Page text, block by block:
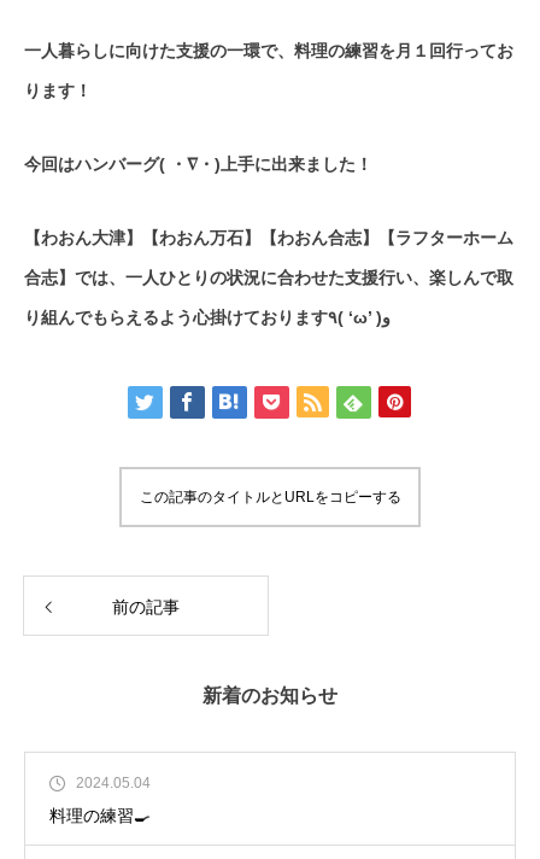
一人暮らしに向けた支援の一環で、料理の練習を月１回行ってお
ります！
今回はハンバーグ( ・∇・)上手に出来ました！
【わおん大津】【わおん万石】【わおん合志】【ラフターホーム
合志】では、一人ひとりの状況に合わせた支援行い、楽しんで取
り組んでもらえるよう心掛けております٩( ‘ω’ )و
この記事のタイトルとURLをコピーする
前の記事
新着のお知らせ
2024.05.04
料理の練習🍳